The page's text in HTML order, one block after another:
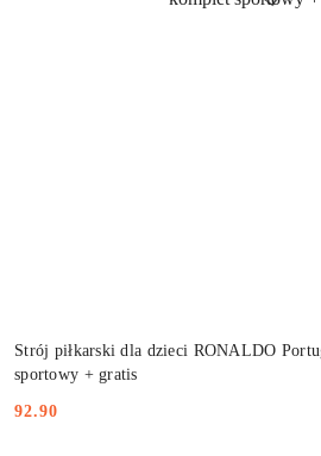
Strój piłkarski dla dzieci RONALDO
sportowy + gratis
Cena:
92.90